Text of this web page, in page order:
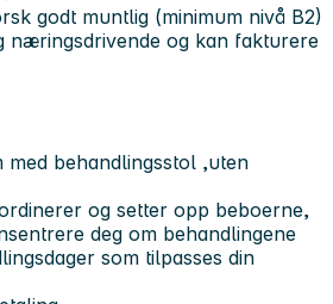
godt muntlig (minimum nivå B2)
næringsdrivende og kan fakturere
behandlingsstol ,uten
og setter opp beboerne,
deg om behandlingene
som tilpasses din